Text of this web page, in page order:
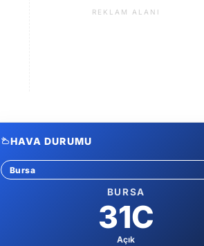
REKLAM ALANI
HAVA DURUMU
Sehir sec
BURSA
31C
Açık